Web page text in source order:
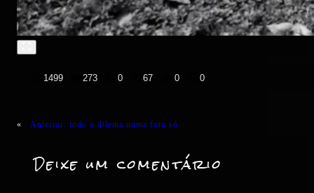
1499 273 0 67 0 0
« Anterior: todo o dilema numa foto só
Deixe um comentário